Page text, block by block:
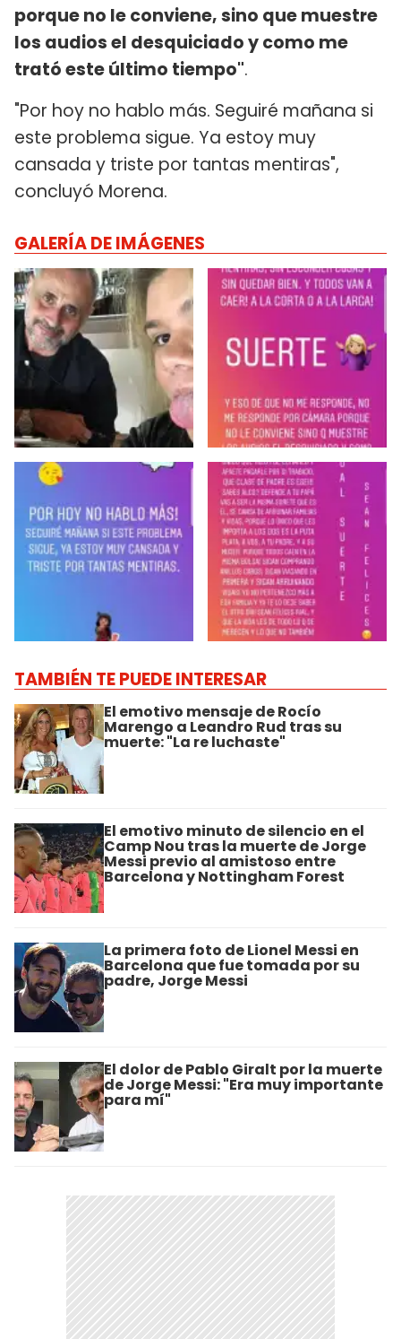
porque no le conviene, sino que muestre
los audios el desquiciado y como me
trató este último tiempo".
"Por hoy no hablo más. Seguiré mañana si
este problema sigue. Ya estoy muy
cansada y triste por tantas mentiras",
concluyó Morena.
GALERÍA DE IMÁGENES
TAMBIÉN TE PUEDE INTERESAR
El emotivo mensaje de Rocío
Marengo a Leandro Rud tras su
muerte: "La re luchaste"
El emotivo minuto de silencio en el
Camp Nou tras la muerte de Jorge
Messi previo al amistoso entre
Barcelona y Nottingham Forest
La primera foto de Lionel Messi en
Barcelona que fue tomada por su
padre, Jorge Messi
El dolor de Pablo Giralt por la muerte
de Jorge Messi: "Era muy importante
para mí"